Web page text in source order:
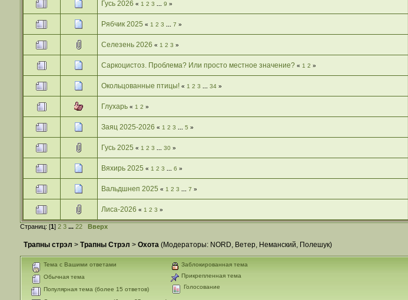
Гусь 2026 « 1 2 3 9 »
Рябчик 2025 « 1 2 3 7 »
Селезень 2026 « 1 2 3 »
Саркоцистоз. Проблема? Или просто местное значение? « 1 2 »
Окольцованные птицы! « 1 2 3 34»
Глухарь « 1 2 »
Заяц 2025-2026 « 1 2 3 5 »
Гусь 2025 « 1 2 3 30»
Вяхирь 2025 « 1 2 3 6 »
Вальдшнеп 2025 « 1 2 3 7 »
Лиса-2026 « 1 2 3 »
Страниц: [1] 2 3 ... 22 Вверх
Трапны стрэл > Трапны Стрэл > Охота(Модераторы: NORD, Ветер, Неманский, Полешук)
Тема с Вашими ответами
Обычная тема
Популярная тема (более 15 ответов)
Заблокированная тема
Прикрепленная тема
Голосование